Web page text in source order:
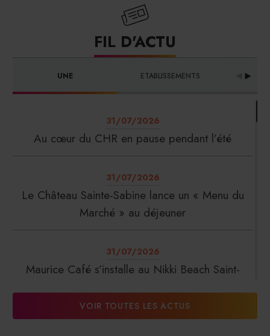
FIL D'ACTU
UNE ETABLISSEMENTS
31/07/2026
Au cœur du CHR en pause pendant l’été
31/07/2026
Le Château Sainte-Sabine lance un « Menu du
Marché » au déjeuner
31/07/2026
Maurice Café s’installe au Nikki Beach Saint-
VOIR TOUTES LES ACTUS